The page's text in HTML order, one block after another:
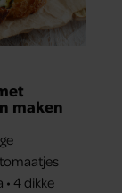
maken
• 4 dikke